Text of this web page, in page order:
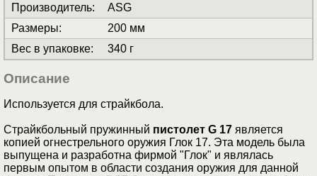
Производитель:
ASG
Размеры:
200 мм
Вес в упаковке: 340 г
Описание
Используется для страйкбола.
Страйкбольный пружинный пистолет G 17 является
копией огнестрельного оружия Глок 17. Эта модель была
выпущена и разработна фирмой "Глок" и являлась
первым опытом в области создания оружия для данной